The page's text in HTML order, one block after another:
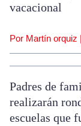
vacacional
Por Martín orquiz |
Padres de
realizarán
escuelas que